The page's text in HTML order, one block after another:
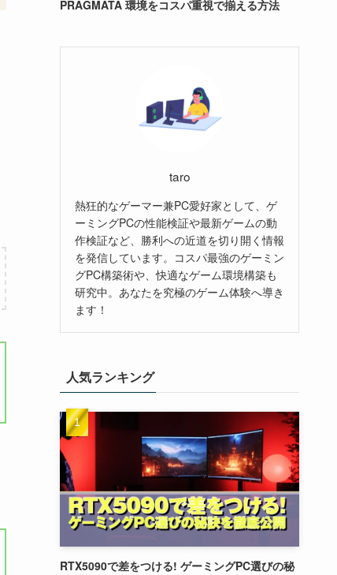
PRAGMATA 環境をコスパ重視で揃える方法
taro
熱狂的なゲーマー兼PC愛好家として、ゲ
ーミングPCの性能検証や最新ゲームの動
作検証など、勝利への近道を切り開く情報
を発信しています。コスパ最強のゲーミン
グPC構築術や、快適なゲーム環境構築も
研究中。あなたを究極のゲーム体験へ導き
ます！
人気ランキング
RTX5090で差をつける! ゲーミングPC選びの秘